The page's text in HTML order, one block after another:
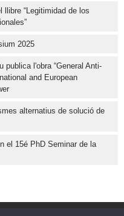
“Legitimidad de los
2025
publica l'obra “General Anti-
and European
alternatius de solució de
el 15é PhD Seminar de la